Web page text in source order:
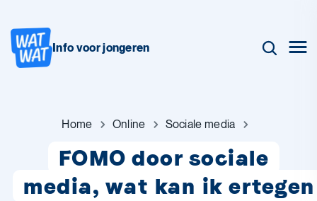
Info voor jongeren
Home Online Sociale media
FOMO door sociale
media, wat kan ik ertegen